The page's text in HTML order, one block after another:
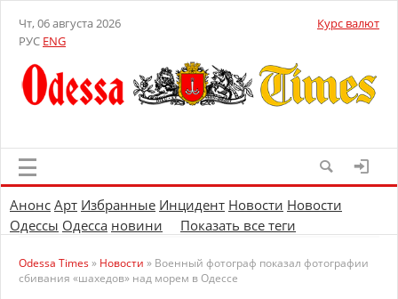
Чт, 06 августа 2026
РУС ENG
Курс валют
Анонс Арт Избранные Инцидент Новости Новости
Одессы Одесса новини Показать все теги
Odessa Times» Новости » Военный фотограф показал фотографии
сбивания «шахедов» над морем в Одессе